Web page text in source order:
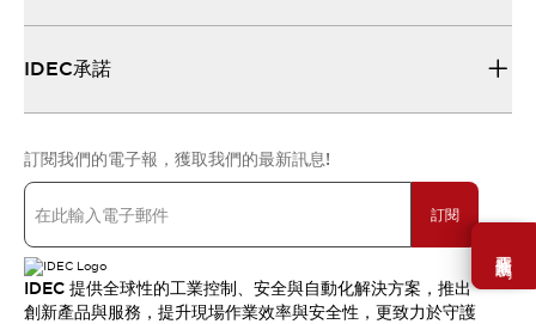
需要幫助嗎？
IDEC承諾
訂閱我們的電子報，獲取我們的最新訊息!
訂閱
IDEC 提供全球性的工業控制、安全與自動化解決方案，推出
創新產品與服務，提升現場作業效率與安全性，更致力於守護